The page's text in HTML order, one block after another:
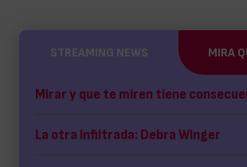
STREAMING NEWS MIRA
Mirar y que te miren tiene
La otra Infiltrada: Debra Winger